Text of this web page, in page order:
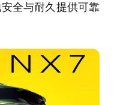
全与耐久提供可靠